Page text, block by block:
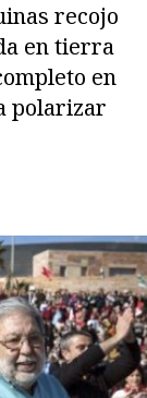
recojo
en tierra
en
polarizar